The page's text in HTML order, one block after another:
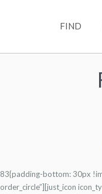
FIND
bottom: 30px